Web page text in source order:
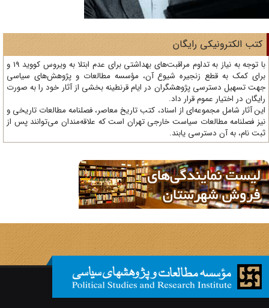
الکترونیکی رایگان
با توجه به نیاز به تداوم مراقبت‌های بهداشتی برای عدم ابتلا به ویروس کووید 19 و
کمک به قطع زنجیره شیوع آن، مؤسسه مطالعات و پژوهش‌های سیاسی
تسهیل دسترسی پژوهشگران در ایام قرنطینه بخشی از آثار خود را به صورت
در اختیار عموم قرار داد.
آثار شامل مجموعه‌ای از اسناد، کتب تاریخ معاصر، فصلنامه‌ مطالعات تاریخی و
فصلنامه مطالعات سیاست خارجی تهران است که علاقه‌مندان می‌توانند پس از
نام، به آن دسترسی یابند.